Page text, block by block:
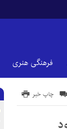
فرهنگی هنری
چاپ خبر